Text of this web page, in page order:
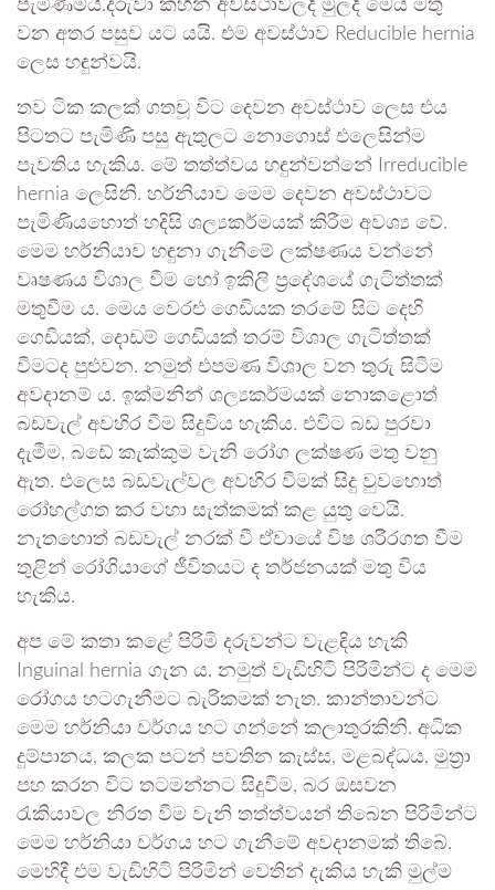
පැමිණීමයි.දරුවා කහින අවස්ථාවලදී මුලදී මෙය මතු
වන අතර පසුව යට යයි. එම අවස්ථාව Reducible hernia
ලෙස හඳුන්වයි.
තව ටික කලක් ගතවූ විට දෙවන අවස්ථාව ලෙස එය
පිටතට පැමිණි පසු ඇතුලට නොගොස් එලෙසින්ම
පැවතිය හැකිය. මේ තත්ත්වය හඳුන්වන්නේ Irreducible
hernia ලෙසිනි. හර්නියාව මෙම දෙවන අවස්ථාවට
පැමිණියහොත් හදිසි ශල්‍යකර්මයක් කිරීම අවශ්‍ය වේ.
මෙම හර්නියාව හඳුනා ගැනීමේ ලක්ෂණය වන්නේ
වෘෂණය විශාල වීම හෝ ඉකිලි ප්‍රදේශයේ ගැටිත්තක්
මතුවීම ය. මෙය වෙරළු ගෙඩියක තරමේ සිට දෙහි
ගෙඩියක්, දොඩම් ගෙඩියක් තරම් විශාල ගැටිත්තක්
වීමටද පුළුවන. නමුත් එපමණ විශාල වන තුරු සිටීම
අවදානම් ය. ඉක්මනින් ශල්‍යකර්මයක් නොකළොත්
බඩවැල් අවහිර වීම සිදුවිය හැකිය. එවිට බඩ පුරවා
දැමීම, බඩේ කැක්කුම වැනි රෝග ලක්ෂණ මතු වනු
ඇත. එලෙස බඩවැල්වල අවහිර වීමක් සිදු වුවහොත්
රෝහල්ගත කර වහා සැත්කමක් කළ යුතු වෙයි.
නැතහොත් බඩවැල් නරක් වී ඒවායේ විෂ ශරීරගත වීම
තුළින් රෝගියාගේ ජීවිතයට ද තර්ජනයක් මතු විය
හැකිය.
අප මේ කතා කළේ පිරිමි දරුවන්ට වැළඳිය හැකි
Inguinal hernia ගැන ය. නමුත් වැඩිහිටි පිරිමින්ට ද මෙම
රෝගය හටගැනීමට බැරිකමක් නැත. කාන්තාවන්ට
මෙම හර්නියා වර්ගය හට ගන්නේ කලාතුරකිනි. අධික
දුම්පානය, කලක පටන් පවතින කැස්ස, මළබද්ධය, මුත්‍රා
පහ කරන විට තටමන්නට සිදුවීම, බර ඔසවන
රැකියාවල නිරත වීම වැනි තත්ත්වයන් තිබෙන පිරිමින්ට
මෙම හර්නියා වර්ගය හට ගැනීමේ අවදානමක් තිබේ.
මෙහිදී එම වැඩිහිටි පිරිමින් වෙතින් දැකිය හැකි මුල්ම